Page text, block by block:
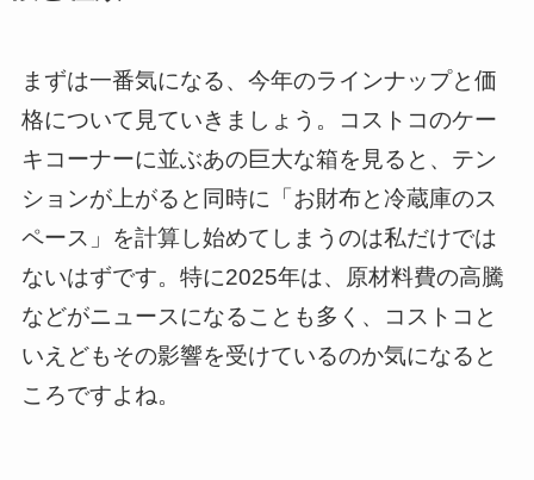
まずは一番気になる、今年のラインナップと価
格について見ていきましょう。コストコのケー
キコーナーに並ぶあの巨大な箱を見ると、テン
ションが上がると同時に「お財布と冷蔵庫のス
ペース」を計算し始めてしまうのは私だけでは
ないはずです。特に2025年は、原材料費の高騰
などがニュースになることも多く、コストコと
いえどもその影響を受けているのか気になると
ころですよね。